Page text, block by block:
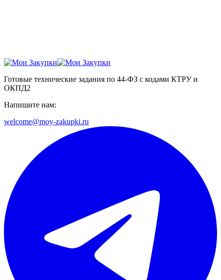
Готовые технические задания по 44-ФЗ с кодами КТРУ и
ОКПД2
Напишите нам:
welcome@moy-zakupki.ru